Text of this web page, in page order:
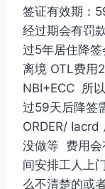
签证有效期：
经过期会有罚
过5年居住降
离境 OTL费用
NBI+ECC 所
过59天后降签
ORDER/
没做等 费用会
间安排工人上
么不清楚的或